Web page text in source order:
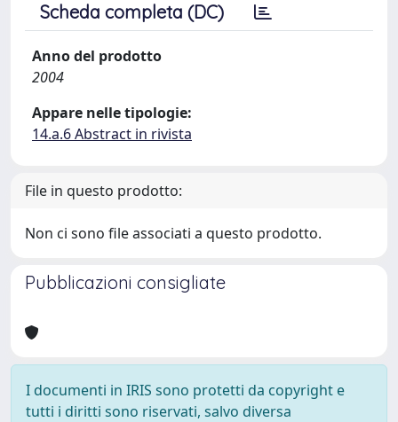
Scheda completa (DC)
Anno del prodotto
2004
Appare nelle tipologie:
14.a.6 Abstract in rivista
File in questo prodotto:
Non ci sono file associati a questo prodotto.
Pubblicazioni consigliate
I documenti in IRIS sono protetti da copyright e
tutti i diritti sono riservati, salvo diversa